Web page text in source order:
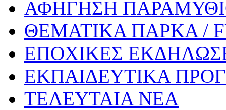
ΑΦΗΓΗΣΗ
ΘΕΜΑΤΙΚΑ ΠΑΡΚΑ /
ΕΠΟΧΙΚΕΣ
ΕΚΠΑΙΔΕΥΤΙΚΑ
ΤΕΛΕΥΤΑΙΑ ΝΕΑ